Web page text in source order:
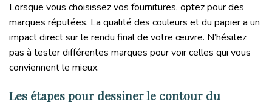
Lorsque vous choisissez vos fournitures, optez pour des
marques réputées. La qualité des couleurs et du papier a un
impact direct sur le rendu final de votre œuvre. N’hésitez
pas à tester différentes marques pour voir celles qui vous
conviennent le mieux.
Les étapes pour dessiner le contour du